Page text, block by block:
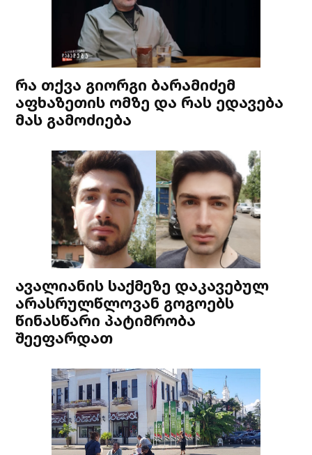
რა თქვა გიორგი ბარამიძემ
აფხაზეთის ომზე და რას ედავება
მას გამოძიება
ავალიანის საქმეზე დაკავებულ
არასრულწლოვან გოგოებს
წინასწარი პატიმრობა
შეეფარდათ